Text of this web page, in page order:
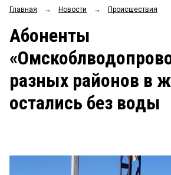
ОБЩЕСТВО
ЗАКОН
НОВОСТИ КОМПАНИЙ
Главная → Новости → Происшествия
Абоненты
разных районов в
остались без воды